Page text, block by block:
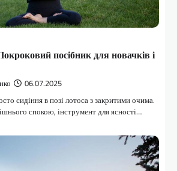
посібник для новачків і
06.07.2025
сидіння в позі лотоса з закритими очима.
спокою, інструмент для ясності…